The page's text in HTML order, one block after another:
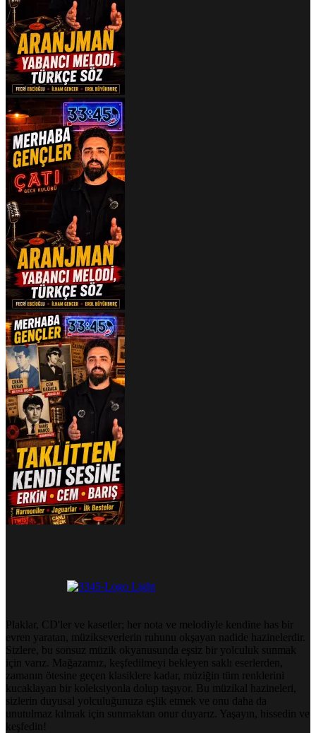
Plaklar, CD'ler ve kasetler; her nota ve melodiyle kendine has bir
evren yaratan, müzikseverlerin ruhunu okşayan nadide hazinelerdir.
Sizlere, bu sonsuz müzik okyanusunda eşsiz bir yolculuk sunmak
için varız. Mağazamız, keşfedilmeyi bekleyen saklı eserlerden,
zamanın ötesine geçen klasiklere kadar, müziğin tüm renklerini
kucaklayan bir koleksiyonla dolup taşıyor. Bu müzikal hazineleri,
sizlerin duyusal yolculuğunuza eşlik etmek ve onu daha da
unutulmaz kılmak için sunmaktan onur duyarız. Yaşayın, hissedin ve
keşfedin!